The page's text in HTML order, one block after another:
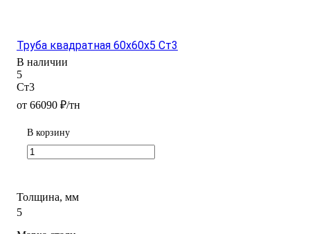
Труба квадратная 60х60х5 Ст3
В наличии
5
Ст3
от 66090 ₽/тн
В корзину
Толщина, мм
5